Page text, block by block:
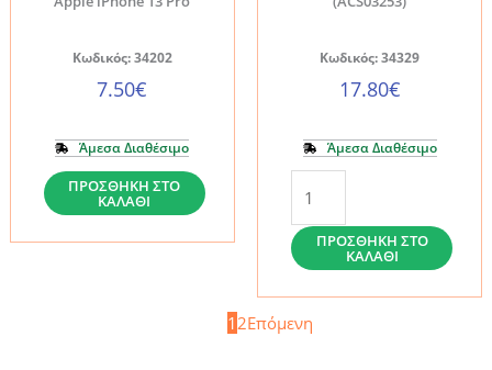
Pro
Κωδικός: 34202
7.50€
Άμεσα Διαθέσιμο
Θήκη
ESR
Classic
ΠΡΟΣΘΉΚΗ ΣΤΟ
ΚΑΛΆΘΙ
Κωδικός: 34329
17.80€
Άμεσα Διαθέσιμο
13
Pro
Spigen
AirSkin
ΠΡΟΣΘΉΚΗ ΣΤΟ
ΚΑΛΆΘΙ
12Επόμενη